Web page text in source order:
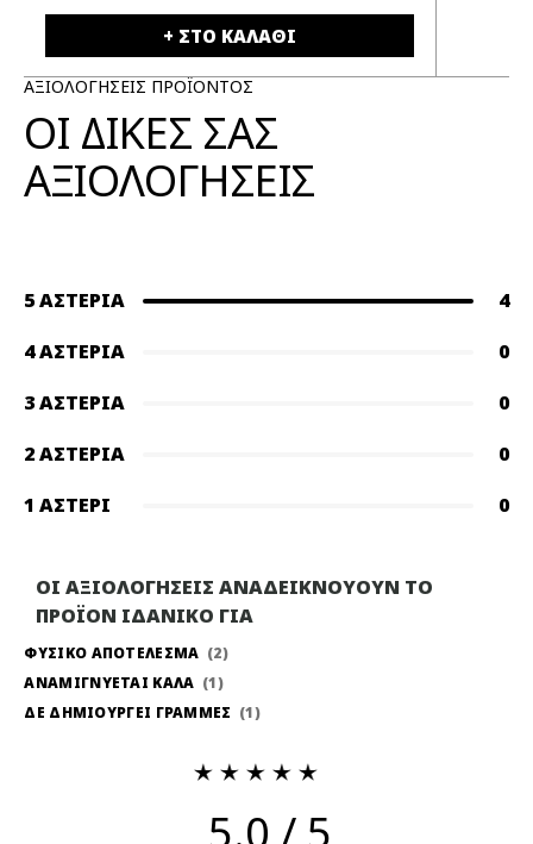
+ ΣΤΟ ΚΑΛΑΘΙ
ΑΞΙΟΛΟΓΗΣΕΙΣ ΠΡΟΪΟΝΤΟΣ
ΟΙ ΔΙΚΕΣ ΣΑΣ
ΑΞΙΟΛΟΓΗΣΕΙΣ
5 ΑΣΤΈΡΙΑ
4
4 ΑΣΤΈΡΙΑ
0
3 ΑΣΤΈΡΙΑ
0
2 ΑΣΤΈΡΙΑ
0
1 ΑΣΤΈΡΙ
0
ΟΙ ΑΞΙΟΛΟΓΗΣΕΙΣ ΑΝΑΔΕΙΚΝΟΥΟΥΝ ΤΟ
ΠΡΟΪΟΝ ΙΔΑΝΙΚΟ ΓΙΑ
ΦΥΣΙΚΟ ΑΠΟΤΕΛΕΣΜΑ
2
ΑΝΑΜΙΓΝΥΕΤΑΙ ΚΑΛΑ
1
ΔΕ ΔΗΜΙΟΥΡΓΕΙ ΓΡΑΜΜΕΣ
1
5.0